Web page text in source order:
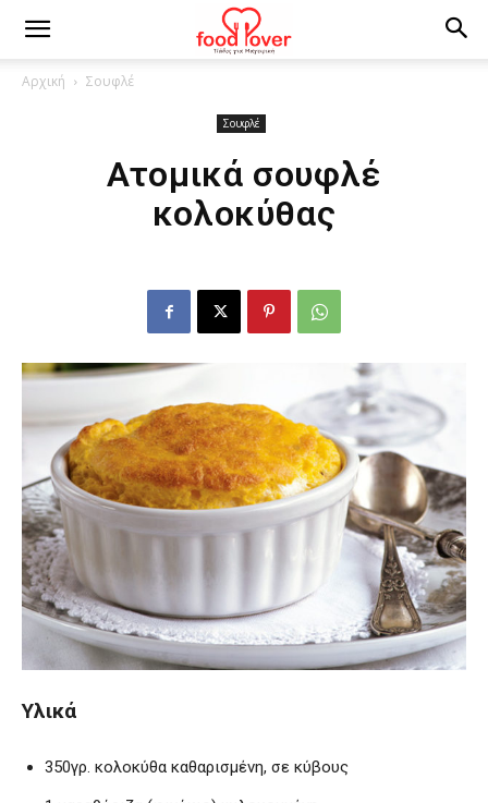
Αρχική Σουφλέ
Σουφλέ
Ατομικά σουφλέ
κολοκύθας
Υλικά
350γρ. κολοκύθα καθαρισμένη, σε κύβους